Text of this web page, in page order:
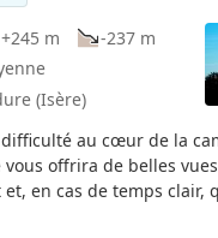
+245 m
-237 m
(Isère)
difficulté au cœur de la
offrira de belles
en cas de temps clair,